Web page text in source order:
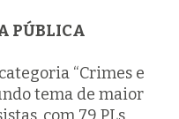
PÚBLICA
“Crimes e
tema de maior